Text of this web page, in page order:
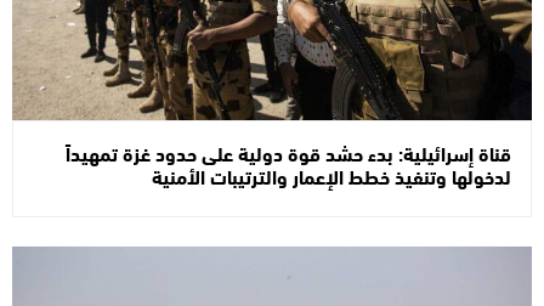
قناة إسرائيلية: بدء حشد قوة دولية على حدود غزة تمهيداً
لدخولها وتنفيذ خطط الإعمار والترتيبات الأمنية